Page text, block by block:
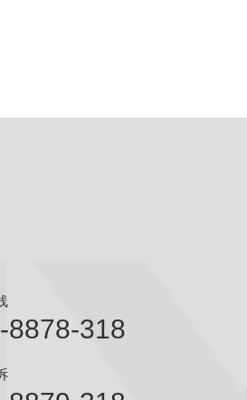
8878-318